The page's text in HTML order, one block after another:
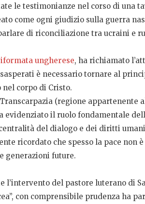
le testimonianze nel corso di una
come ogni giudizio sulla guerra
di riconciliazione tra ucraini e
ungherese, ha richiamato
è necessario tornare al
corpo di Cristo.
(regione appartenente
evidenziato il ruolo fondamentale
del dialogo e dei diritti
ricordato che spesso la pace
generazioni future.
l’intervento del pastore luterano di
con comprensibile prudenza ha